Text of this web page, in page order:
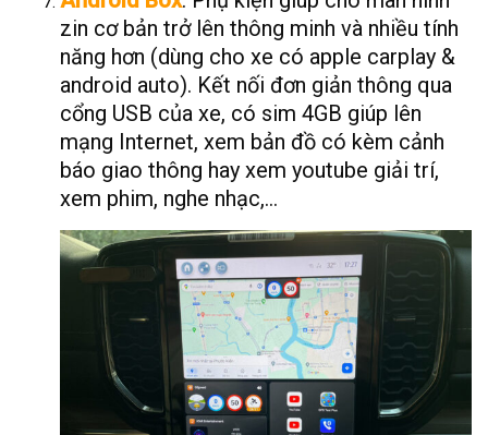
zin cơ bản trở lên thông minh và nhiều tính
năng hơn (dùng cho xe có apple carplay &
android auto). Kết nối đơn giản thông qua
cổng USB của xe, có sim 4GB giúp lên
mạng Internet, xem bản đồ có kèm cảnh
báo giao thông hay xem youtube giải trí,
xem phim, nghe nhạc,…